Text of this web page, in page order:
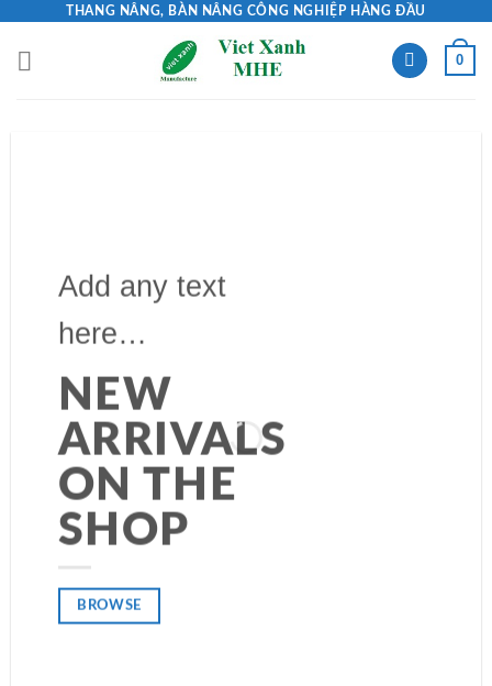
content
THANG NÂNG, BÀN NÂNG CÔNG NGHIỆP HÀNG ĐẦU
0
Add any text here…
NEW ARRIVALS
ON THE SHOP
Add any text
here…
NEW
ARRIVALS
ON THE
SHOP
BROWSE